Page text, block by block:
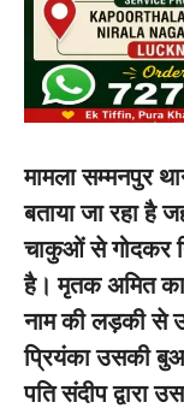
मामला सम्मनपुर
बताया जा रहा है
चाकुओं से गोदकर
है। मृतक अमित का
नाम की लड़की से
प्रियंका उसकी
पति संदीप द्वारा